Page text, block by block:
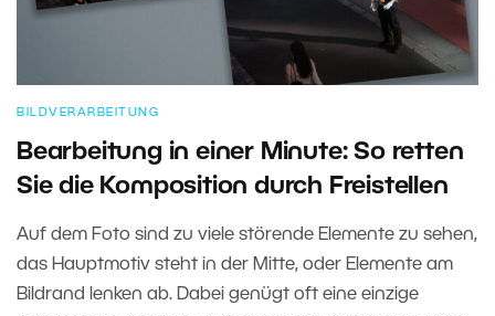
BILDVERARBEITUNG
Bearbeitung in einer Minute: So retten
Sie die Komposition durch Freistellen
Auf dem Foto sind zu viele störende Elemente zu sehen,
das Hauptmotiv steht in der Mitte, oder Elemente am
Bildrand lenken ab. Dabei genügt oft eine einzige